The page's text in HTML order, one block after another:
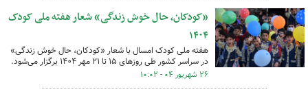
«کودکان، حال خوش زندگی» شعار هفته ملی کودک
۱۴۰۴
هفته ملی کودک امسال با شعار «کودکان، حال خوش زندگی»
در سراسر کشور طی روزهای ۱۵ تا ۲۱ مهر ۱۴۰۴ برگزار می‌شود.
۲۶ شهریور ۰۴ - ۱۰:۰۲